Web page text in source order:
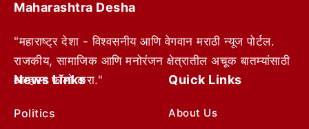
Maharashtra Desha
"महाराष्ट्र देशा - विश्वसनीय आणि वेगवान मराठी न्यूज पोर्टल.
राजकीय, सामाजिक आणि मनोरंजन क्षेत्रातील अचूक बातम्यांसाठी
आम्हाला फॉलो करा."
News Links
Politics
Quick Links
About Us